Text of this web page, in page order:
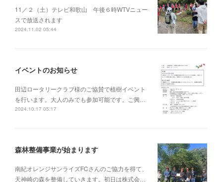
11／２（土）テレビ和歌山 午後６時WTVニュー
スで放送されます
2024.11.02 05:44
イベントのお知らせ
田辺ロータリークラブ様のご協賛で植樹イベント
を行います。大人のみでも参加可能です。ご興…
2024.10.17 05:17
森林整備事業が始まります
南紀オレンジサンライズFCさんのご協力を得て、
天神崎の森を整備していきます。初日は株式会…